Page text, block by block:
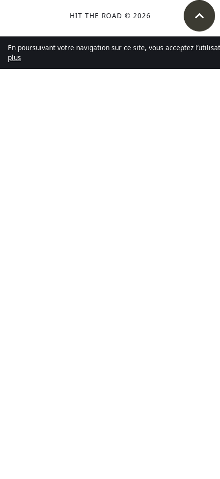
HIT THE ROAD © 2026
En poursuivant votre navigation sur ce site, vous acceptez
plus